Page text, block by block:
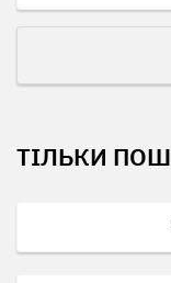
ТІЛЬКИ